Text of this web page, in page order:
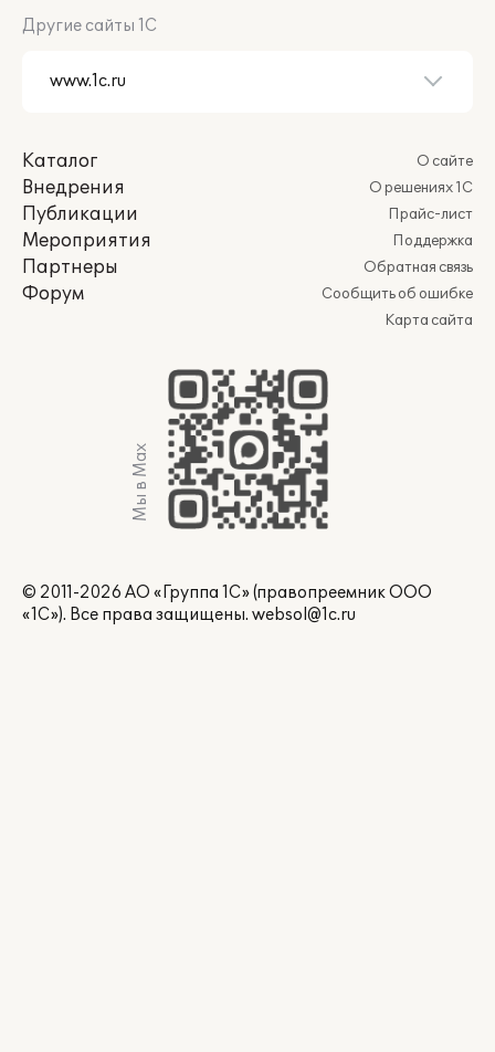
Другие сайты 1С
Каталог
Внедрения
Публикации
Мероприятия
Партнеры
Форум
О сайте
О решениях 1С
Прайс-лист
Поддержка
Обратная связь
Сообщить об ошибке
Карта сайта
Мы в Max
© 2011-2026 АО «Группа 1С» (правопреемник ООО
«1С»). Все права защищены. websol@1c.ru